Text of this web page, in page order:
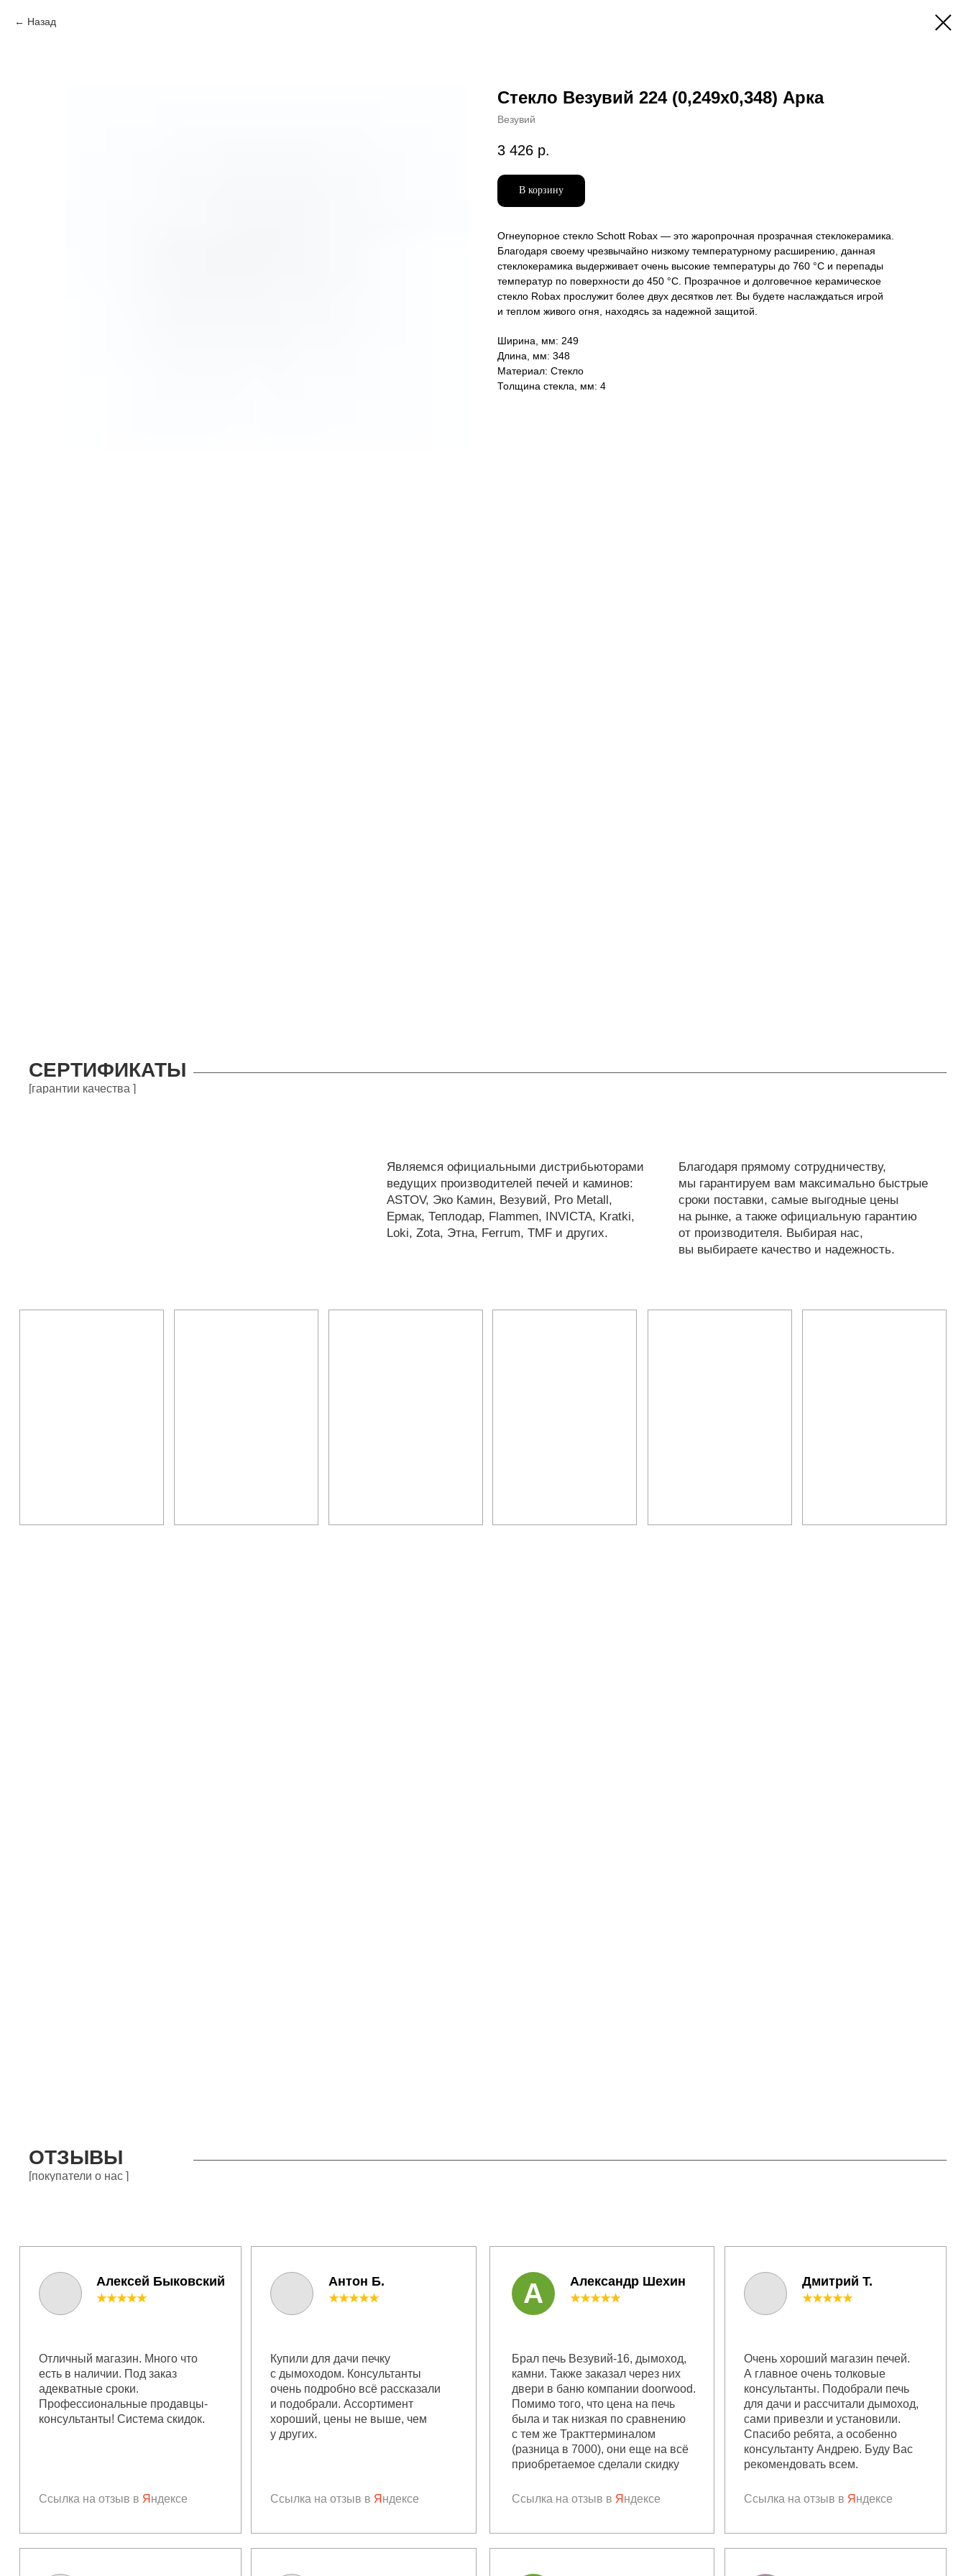
Назад
Стекло Везувий 224 (0,249х0,348) Арка
Везувий
3 426 р.
В корзину
Огнеупорное стекло Schott Robax — это жаропрочная прозрачная стеклокерамика.
Благодаря своему чрезвычайно низкому температурному расширению, данная
стеклокерамика выдерживает очень высокие температуры до 760 °C и перепады
температур по поверхности до 450 °C. Прозрачное и долговечное керамическое
стекло Robax прослужит более двух десятков лет. Вы будете наслаждаться игрой
и теплом живого огня, находясь за надежной защитой.
Ширина, мм: 249
Длина, мм: 348
Материал: Стекло
Толщина стекла, мм: 4
СЕРТИФИКАТЫ
[гарантии качества ]
Являемся официальными дистрибьюторами
ведущих производителей печей и каминов:
ASTOV, Эко Камин, Везувий, Pro Metall,
Ермак, Теплодар, Flammen, INVICTA, Kratki,
Loki, Zota, Этна, Ferrum, TMF и других.
Благодаря прямому сотрудничеству,
мы гарантируем вам максимально быстрые
сроки поставки, самые выгодные цены
на рынке, а также официальную гарантию
от производителя. Выбирая нас,
вы выбираете качество и надежность.
ОТЗЫВЫ
[покупатели о нас ]
Алексей Быковский
Ссылка на отзыв в Я ндексе
★★★★★
Отличный магазин. Много что
есть в наличии. Под заказ
адекватные сроки.
Профессиональные продавцы-
консультанты! Система скидок.
Антон Б.
Ссылка на отзыв в Я ндексе
★★★★★
Купили для дачи печку
с дымоходом. Консультанты
очень подробно всё рассказали
и подобрали. Ассортимент
хороший, цены не выше, чем
у других.
Александр Шехин
Ссылка на отзыв в Я ндексе
★★★★★
Брал печь Везувий-16, дымоход,
камни. Также заказал через них
двери в баню компании doorwood.
Помимо того, что цена на печь
была и так низкая по сравнению
с тем же Тракттерминалом
(разница в 7000), они еще на всё
приобретаемое сделали скидку
А Дмитрий Т.
Ссылка на отзыв в Я ндексе
★★★★★
Очень хороший магазин печей.
А главное очень толковые
консультанты. Подобрали печь
для дачи и рассчитали дымоход,
сами привезли и установили.
Спасибо ребята, а особенно
консультанту Андрею. Буду Вас
рекомендовать всем.